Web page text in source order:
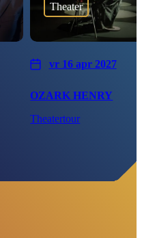
Theater
vr 16 apr 2027
OZARK HENRY
Theatertour